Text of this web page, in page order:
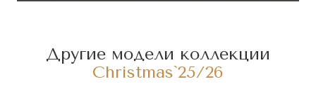
Другие модели коллекции
Christmas`25/26